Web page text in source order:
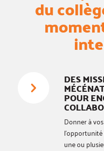
du
DES
POUR
Donner à
l’opportunité
une ou